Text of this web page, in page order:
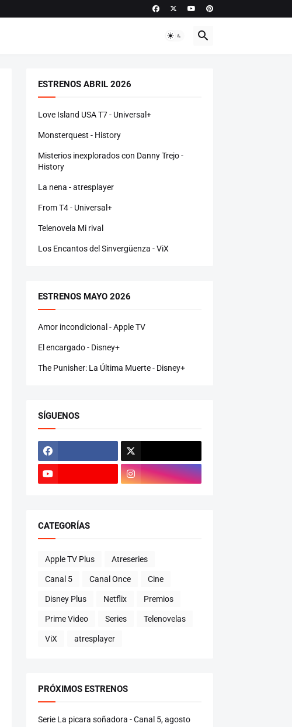
ESTRENOS ABRIL 2026
Love Island USA T7 - Universal+
Monsterquest - History
Misterios inexplorados con Danny Trejo -
History
La nena - atresplayer
From T4 - Universal+
Telenovela Mi rival
Los Encantos del Sinvergüenza - ViX
ESTRENOS MAYO 2026
Amor incondicional - Apple TV
El encargado - Disney+
The Punisher: La Última Muerte - Disney+
SÍGUENOS
CATEGORÍAS
Apple TV Plus Atreseries
Canal 5 Canal Once Cine
Disney Plus Netflix Premios
Prime Video Series Telenovelas
ViX atresplayer
PRÓXIMOS ESTRENOS
Serie La picara soñadora - Canal 5, agosto